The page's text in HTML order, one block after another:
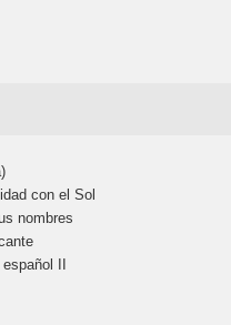
con el Sol
nombres
II